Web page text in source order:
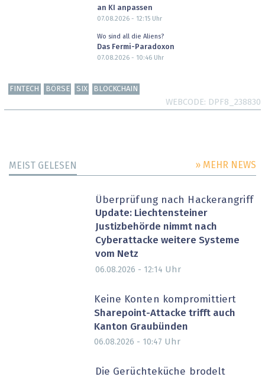
an KI anpassen
07.08.2026 - 12:15Uhr
Wo sind all die Aliens?
Das Fermi-Paradoxon
07.08.2026 - 10:46Uhr
FINTECH BÖRSE SIX BLOCKCHAIN
WEBCODE DPF8_238830
MEIST GELESEN » MEHR NEWS
Überprüfung nach Hackerangriff
Update: Liechtensteiner
Justizbehörde nimmt nach
Cyberattacke weitere Systeme
vom Netz
06.08.2026 - 12:14 Uhr
Keine Konten kompromittiert
Sharepoint-Attacke trifft auch
Kanton Graubünden
06.08.2026 - 10:47 Uhr
Die Gerüchteküche brodelt